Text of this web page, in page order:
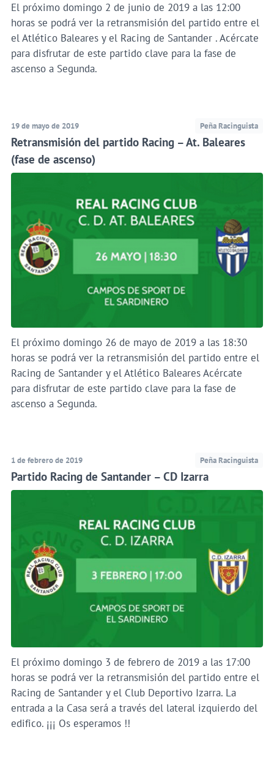
El próximo domingo 2 de junio de 2019 a las 12:00
horas se podrá ver la retransmisión del partido entre el
el Atlético Baleares y el Racing de Santander . Acércate
para disfrutar de este partido clave para la fase de
ascenso a Segunda.
19 de mayo de 2019 Peña Racinguista
Retransmisión del partido Racing – At. Baleares
(fase de ascenso)
El próximo domingo 26 de mayo de 2019 a las 18:30
horas se podrá ver la retransmisión del partido entre el
Racing de Santander y el Atlético Baleares Acércate
para disfrutar de este partido clave para la fase de
ascenso a Segunda.
1 de febrero de 2019 Peña Racinguista
Partido Racing de Santander – CD Izarra
El próximo domingo 3 de febrero de 2019 a las 17:00
horas se podrá ver la retransmisión del partido entre el
Racing de Santander y el Club Deportivo Izarra. La
entrada a la Casa será a través del lateral izquierdo del
edifico. ¡¡¡ Os esperamos !!